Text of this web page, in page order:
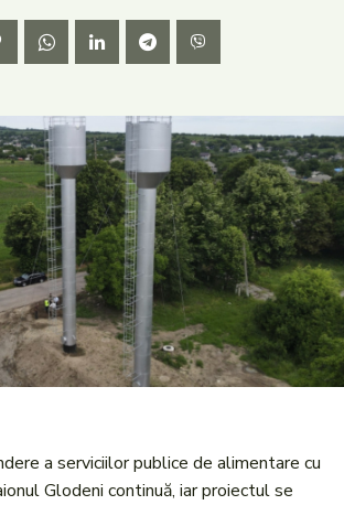
a serviciilor publice de alimentare cu
Glodeni continuă, iar proiectul se